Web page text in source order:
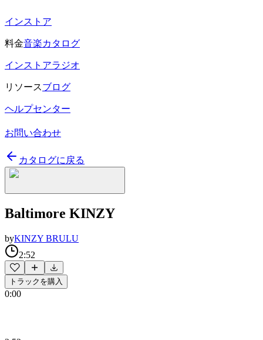
インストア
料金音楽カタログ
インストアラジオ
リソースブログ
ヘルプセンター
お問い合わせ
カタログに戻る
Baltimore KINZY
byKINZY BRULU
2:52
トラックを購入
0:00